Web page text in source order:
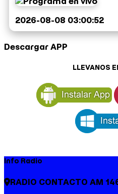
2026-08-08 03:00:52
Descargar APP
LLEVANOS
Info Radio
RADIO CONTACTO AM